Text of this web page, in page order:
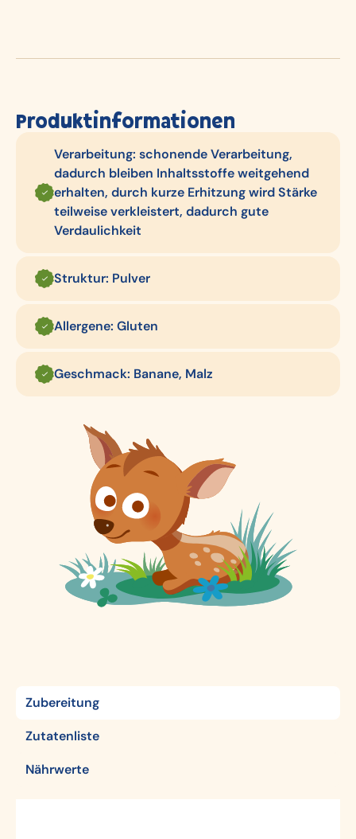
Produktinformationen
Verarbeitung: schonende Verarbeitung,
dadurch bleiben Inhaltsstoffe weitgehend
erhalten, durch kurze Erhitzung wird Stärke
teilweise verkleistert, dadurch gute
Verdaulichkeit
Struktur: Pulver
Allergene: Gluten
Geschmack: Banane, Malz
Zubereitung
Zutatenliste
Nährwerte